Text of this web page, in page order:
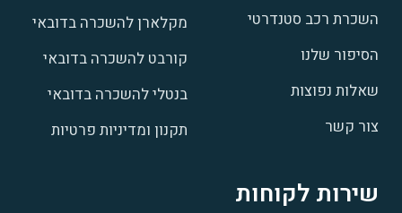
השכרת רכב סטנדרטי
הסיפור שלנו
שאלות נפוצות
צור קשר
מקלארן להשכרה בדובאי
קורבט להשכרה בדובאי
בנטלי להשכרה בדובאי
תקנון ומדיניות פרטיות
שירות לקוחות